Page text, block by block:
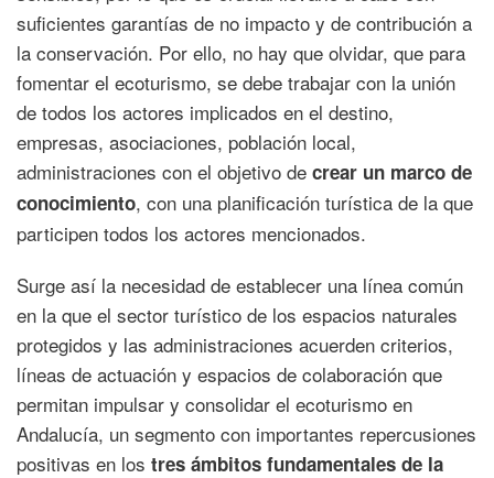
suficientes garantías de no impacto y de contribución a
la conservación. Por ello, no hay que olvidar, que para
fomentar el ecoturismo, se debe trabajar con la unión
de todos los actores implicados en el destino,
empresas, asociaciones, población local,
administraciones con el objetivo de crear un marco de
conocimiento, con una planificación turística de la que
participen todos los actores mencionados.
Surge así la necesidad de establecer una línea común
en la que el sector turístico de los espacios naturales
protegidos y las administraciones acuerden criterios,
líneas de actuación y espacios de colaboración que
permitan impulsar y consolidar el ecoturismo en
Andalucía, un segmento con importantes repercusiones
positivas en los tres ámbitos fundamentales de la